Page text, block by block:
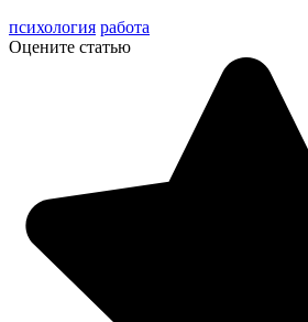
психология работа
Оцените статью